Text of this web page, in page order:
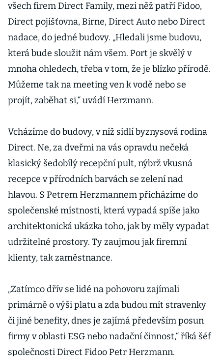
všech firem Direct Family, mezi něž patří Fidoo,
Direct pojišťovna, Birne, Direct Auto nebo Direct
nadace, do jedné budovy. „Hledali jsme budovu,
která bude sloužit nám všem. Port je skvělý v
mnoha ohledech, třeba v tom, že je blízko přírodě.
Můžeme tak na meeting ven k vodě nebo se
projít, zaběhat si,“ uvádí Herzmann.
Vcházíme do budovy, v níž sídlí byznysová rodina
Direct. Ne, za dveřmi na vás opravdu nečeká
klasický šedobílý recepční pult, nýbrž vkusná
recepce v přírodních barvách se zelení nad
hlavou. S Petrem Herzmannem přicházíme do
společenské místnosti, která vypadá spíše jako
architektonická ukázka toho, jak by měly vypadat
udržitelné prostory. Ty zaujmou jak firemní
klienty, tak zaměstnance.
„Zatímco dřív se lidé na pohovoru zajímali
primárně o výši platu a zda budou mít stravenky
či jiné benefity, dnes je zajímá především posun
firmy v oblasti ESG nebo nadační činnost,“ říká šéf
společnosti Direct Fidoo Petr Herzmann.